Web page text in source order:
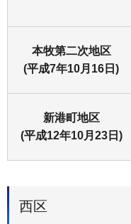
本牧第二次地区
(平成7年10月16日)
新港町地区
(平成12年10月23日)
西区